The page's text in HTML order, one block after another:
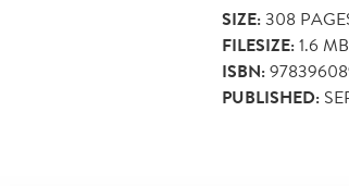
SIZE:308
FILESIZE:1.6 MB
ISBN:
PUBLISHED: